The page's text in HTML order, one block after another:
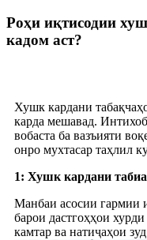
Роҳи иқтисодии
кадом аст?
Хушк кардани
карда мешавад.
вобаста ба вазъияти
онро мухтасар таҳлил
1: Хушк кардани
Манбаи асосии гармии
барои дастгоҳҳои
камтар ва натиҷаҳои